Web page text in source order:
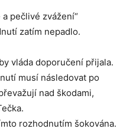
pečlivé zvážení“
zatím nepadlo.
vláda doporučení přijala.
musí následovat po
nad škodami,
rozhodnutím šokována.